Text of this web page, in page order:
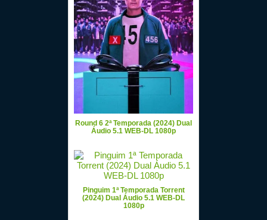
Round 6 2ª Temporada (2024) Dual
Áudio 5.1 WEB-DL 1080p
Pinguim 1ª Temporada Torrent
(2024) Dual Áudio 5.1 WEB-DL
1080p